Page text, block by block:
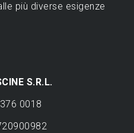
più diverse esigenze
S.R.L.
0018